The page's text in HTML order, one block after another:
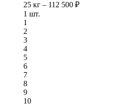
25 кг – 112 500 ₽
1 шт.
1
2
3
4
5
6
7
8
9
10